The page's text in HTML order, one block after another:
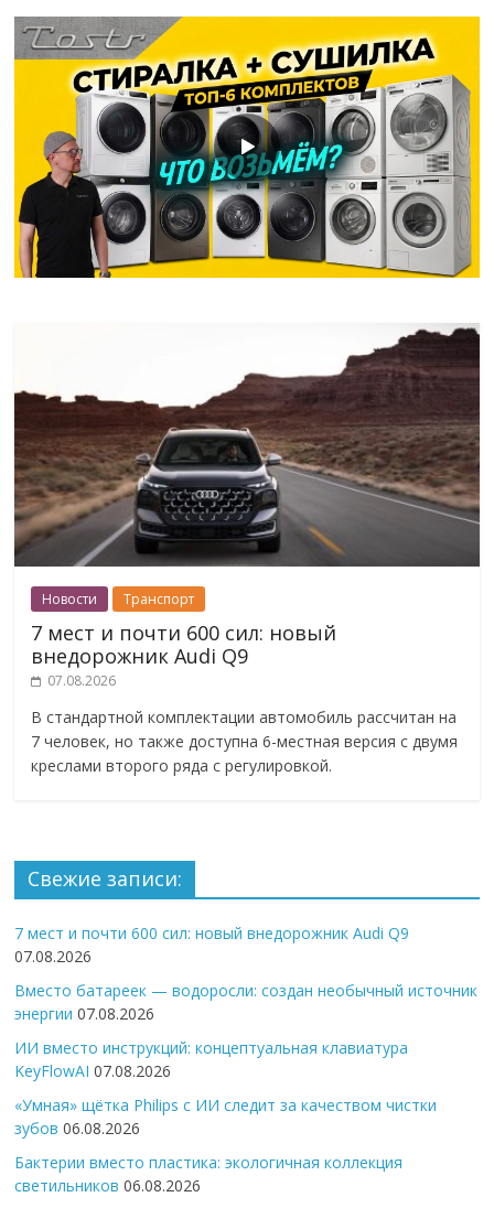
Новости Транспорт
7 мест и почти 600 сил: новый
внедорожник Audi Q9
07.08.2026
В стандартной комплектации автомобиль рассчитан на
7 человек, но также доступна 6-местная версия с двумя
креслами второго ряда с регулировкой.
Свежие записи:
7 мест и почти 600 сил: новый внедорожник Audi Q9
07.08.2026
Вместо батареек — водоросли: создан необычный источник
энергии 07.08.2026
ИИ вместо инструкций: концептуальная клавиатура
KeyFlowAI 07.08.2026
«Умная» щётка Philips с ИИ следит за качеством чистки
зубов 06.08.2026
Бактерии вместо пластика: экологичная коллекция
светильников 06.08.2026